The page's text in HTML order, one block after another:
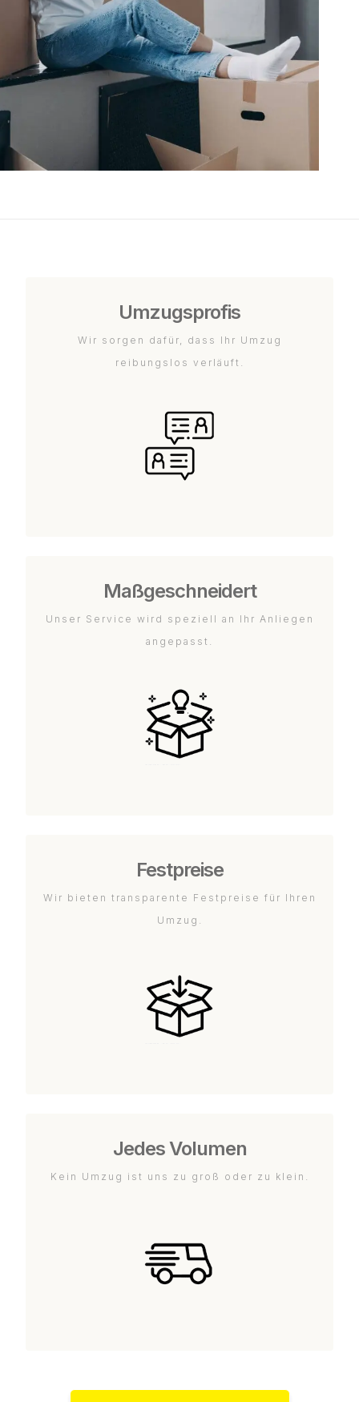
Umzugsprofis
Wir sorgen dafür, dass Ihr Umzug
reibungslos verläuft.
Maßgeschneidert
Unser Service wird speziell an Ihr Anliegen
angepasst.
Festpreise
Wir bieten transparente Festpreise für Ihren
Umzug.
Jedes Volumen
Kein Umzug ist uns zu groß oder zu klein.